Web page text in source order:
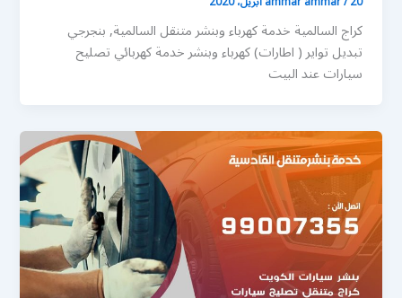
كراج السالمية خدمة كهرباء وبنشر متنقل السالمية, بنجرجي
تبديل تواير ( اطارات) كهرباء وبنشر خدمة كهربائي تصليح
سيارات عند البيت